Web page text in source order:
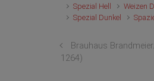
Spezial Hell
Weizen
Spezial Dunkel
Brauhaus
1264)